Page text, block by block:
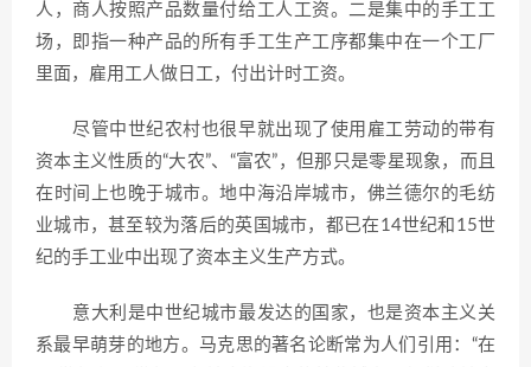
人，商人按照产品数量付给工人工资。二是集中的手工工
场，即指一种产品的所有手工生产工序都集中在一个工厂
里面，雇用工人做日工，付出计时工资。
尽管中世纪农村也很早就出现了使用雇工劳动的带有
资本主义性质的“大农”、“富农”，但那只是零星现象，而且
在时间上也晚于城市。地中海沿岸城市，佛兰德尔的毛纺
业城市，甚至较为落后的英国城市，都已在14世纪和15世
纪的手工业中出现了资本主义生产方式。
意大利是中世纪城市最发达的国家，也是资本主义关
系最早萌芽的地方。马克思的著名论断常为人们引用：“在